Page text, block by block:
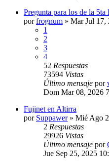
Pregunta para los de la
porfrognum » Mar Jul 17,
1
2
3
4
52 Respuestas
73594 Vistas
Último mensaje por
Dom Mar 08, 2026
Fujinet en Altirra
por Suppawer» Mié Ago
2 Respuestas
29926 Vistas
Último mensaje por
Jue Sep 25, 2025